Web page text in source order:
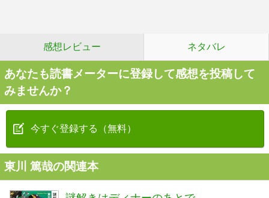
感想レビュー ネタバレ
あなたも読書メーターに登録して感想を投稿して
みませんか？
今すぐ登録する（無料）
東川 篤哉の関連本